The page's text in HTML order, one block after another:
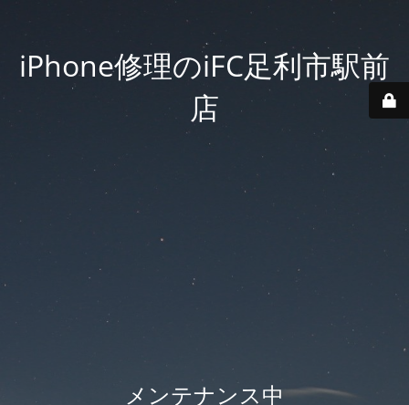
iPhone修理のiFC足利市駅前
店
メンテナンス中